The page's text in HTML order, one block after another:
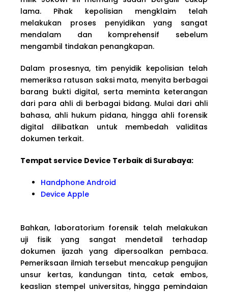
lama. Pihak kepolisian mengklaim telah
melakukan proses penyidikan yang sangat
mendalam dan komprehensif sebelum
mengambil tindakan penangkapan.
Dalam prosesnya, tim penyidik kepolisian telah
memeriksa ratusan saksi mata, menyita berbagai
barang bukti digital, serta meminta keterangan
dari para ahli di berbagai bidang. Mulai dari ahli
bahasa, ahli hukum pidana, hingga ahli forensik
digital dilibatkan untuk membedah validitas
dokumen terkait.
Tempat service Device Terbaik di Surabaya:
Handphone Android
Device Apple
Bahkan, laboratorium forensik telah melakukan
uji fisik yang sangat mendetail terhadap
dokumen ijazah yang dipersoalkan pembaca.
Pemeriksaan ilmiah tersebut mencakup pengujian
unsur kertas, kandungan tinta, cetak embos,
keaslian stempel universitas, hingga pemindaian